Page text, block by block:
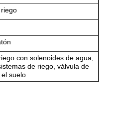
con solenoides de agua,
de riego, válvula de
suelo